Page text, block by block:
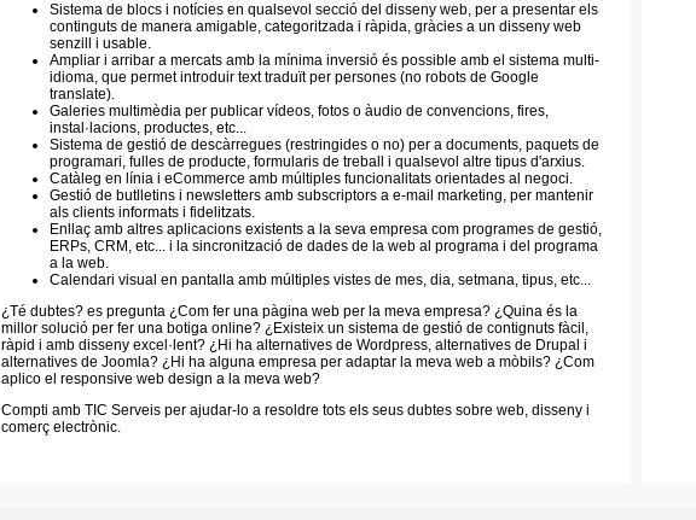
Sistema de blocs i notícies en qualsevol secció del disseny web, per a presentar els
continguts de manera amigable, categoritzada i ràpida, gràcies a un disseny web
senzill i usable.
Ampliar i arribar a mercats amb la mínima inversió és possible amb el sistema multi-
idioma, que permet introduir text traduït per persones (no robots de Google
translate).
Galeries multimèdia per publicar vídeos, fotos o àudio de convencions, fires,
instal·lacions, productes, etc...
Sistema de gestió de descàrregues (restringides o no) per a documents, paquets de
programari, fulles de producte, formularis de treball i qualsevol altre tipus d'arxius.
Catàleg en línia i eCommerce amb múltiples funcionalitats orientades al negoci.
Gestió de butlletins i newsletters amb subscriptors a e-mail marketing, per mantenir
als clients informats i fidelitzats.
Enllaç amb altres aplicacions existents a la seva empresa com programes de gestió,
ERPs, CRM, etc... i la sincronització de dades de la web al programa i del programa
a la web.
Calendari visual en pantalla amb múltiples vistes de mes, dia, setmana, tipus, etc...
¿Té dubtes? es pregunta ¿Com fer una pàgina web per la meva empresa? ¿Quina és la
millor solució per fer una botiga online? ¿Existeix un sistema de gestió de contignuts fàcil,
ràpid i amb disseny excel·lent? ¿Hi ha alternatives de Wordpress, alternatives de Drupal i
alternatives de Joomla? ¿Hi ha alguna empresa per adaptar la meva web a mòbils? ¿Com
aplico el responsive web design a la meva web?
Compti amb TIC Serveis per ajudar-lo a resoldre tots els seus dubtes sobre web, disseny i
comerç electrònic.